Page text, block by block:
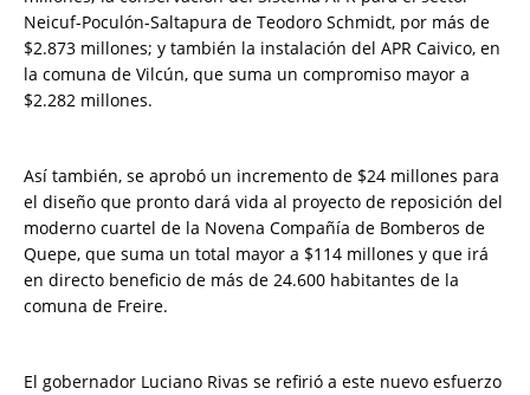
Neicuf-Poculón-Saltapura de Teodoro Schmidt, por más de
$2.873 millones; y también la instalación del APR Caivico, en
la comuna de Vilcún, que suma un compromiso mayor a
$2.282 millones.
Así también, se aprobó un incremento de $24 millones para
el diseño que pronto dará vida al proyecto de reposición del
moderno cuartel de la Novena Compañía de Bomberos de
Quepe, que suma un total mayor a $114 millones y que irá
en directo beneficio de más de 24.600 habitantes de la
comuna de Freire.
El gobernador Luciano Rivas se refirió a este nuevo esfuerzo